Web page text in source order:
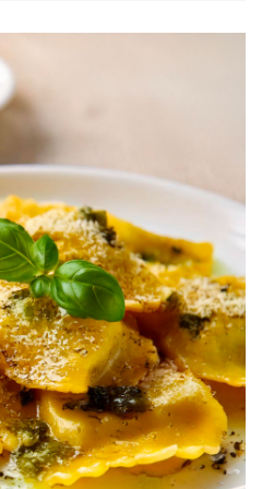
a piatti di carne.
orata)
farina
per friggere
1 peperone rosso
denocciolate
extra vergine
fresca
di senape
q.b.
nella farina, uova e